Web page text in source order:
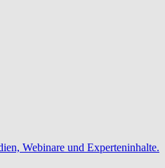
Webinare und Experteninhalte.